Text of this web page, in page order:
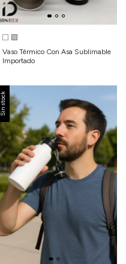
Vaso Térmico Con Asa Sublimable
Importado
Sin stock